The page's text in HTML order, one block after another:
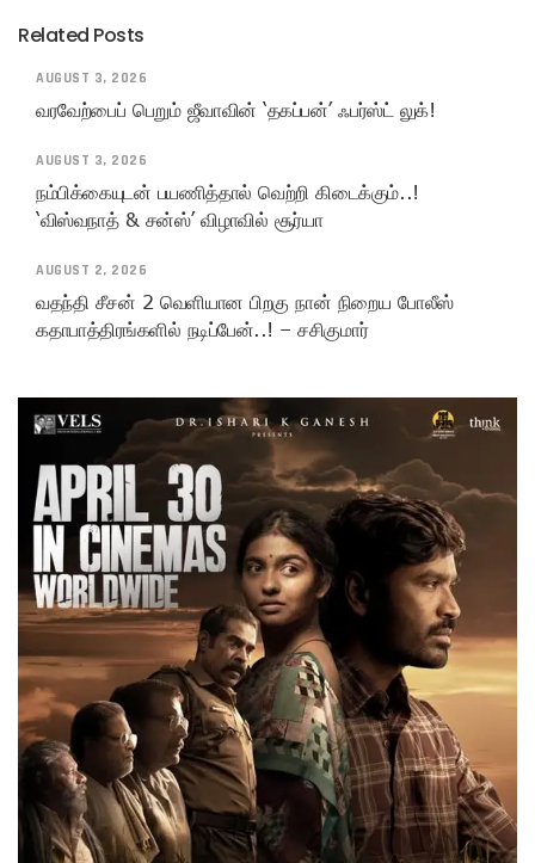
Related Posts
AUGUST 3, 2026
வரவேற்பைப் பெறும் ஜீவாவின் ‘தகப்பன்’ ஃபர்ஸ்ட் லுக்!
AUGUST 3, 2026
நம்பிக்கையுடன் பயணித்தால் வெற்றி கிடைக்கும்..!
‘விஸ்வநாத் & சன்ஸ்’ விழாவில் சூர்யா
AUGUST 2, 2026
வதந்தி சீசன் 2 வெளியான பிறகு நான் நிறைய போலீஸ்
கதாபாத்திரங்களில் நடிப்பேன்..! – சசிகுமார்